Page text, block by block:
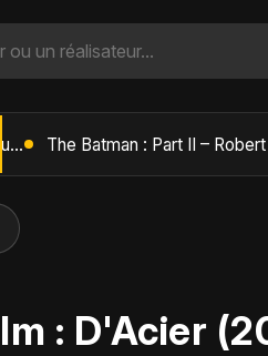
The Batman : Part II – Robert Pattinson replonge dans les ténèbres de Gotham dès octobre 2027
: D'Acier